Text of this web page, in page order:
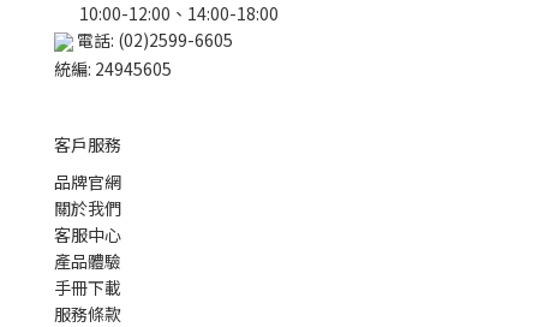
10:00-12:00、14:00-18:00
電話: (02)2599-6605
統編: 24945605
客戶服務
品牌官網
關於我們
客服中心
產品體驗
手冊下載
服務條款